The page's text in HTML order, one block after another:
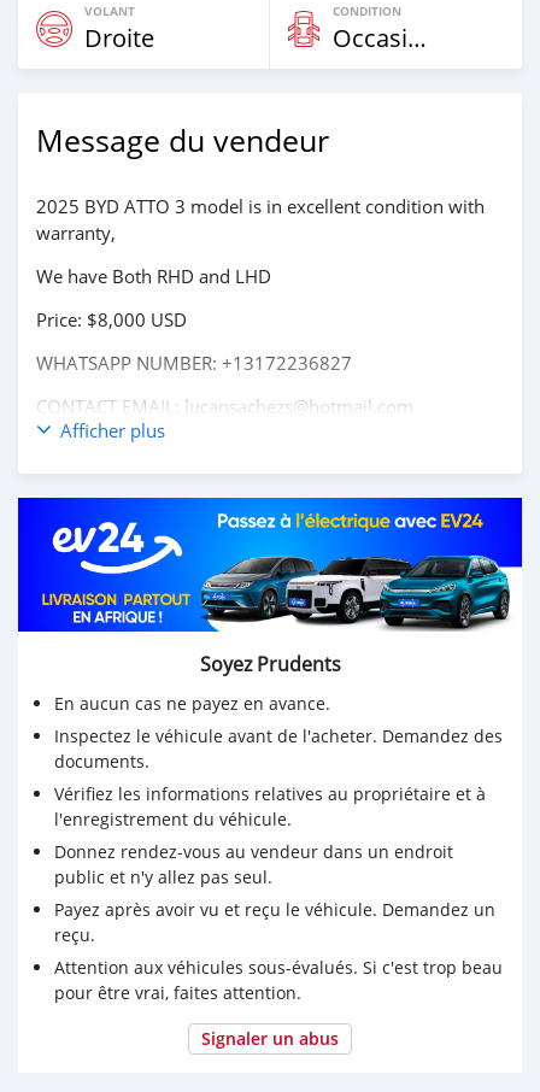
VOLANT
Droite
CONDITION
Occasion
Message du vendeur
2025 BYD ATTO 3 model is in excellent condition with
warranty,
We have Both RHD and LHD
Price: $8,000 USD
WHATSAPP NUMBER: +13172236827
CONTACT EMAIL: lucansachezs@hotmail.com
Afficher plus
Soyez Prudents
En aucun cas ne payez en avance.
Inspectez le véhicule avant de l'acheter. Demandez des
documents.
Vérifiez les informations relatives au propriétaire et à
l'enregistrement du véhicule.
Donnez rendez-vous au vendeur dans un endroit
public et n'y allez pas seul.
Payez après avoir vu et reçu le véhicule. Demandez un
reçu.
Attention aux véhicules sous-évalués. Si c'est trop beau
pour être vrai, faites attention.
Signaler un abus